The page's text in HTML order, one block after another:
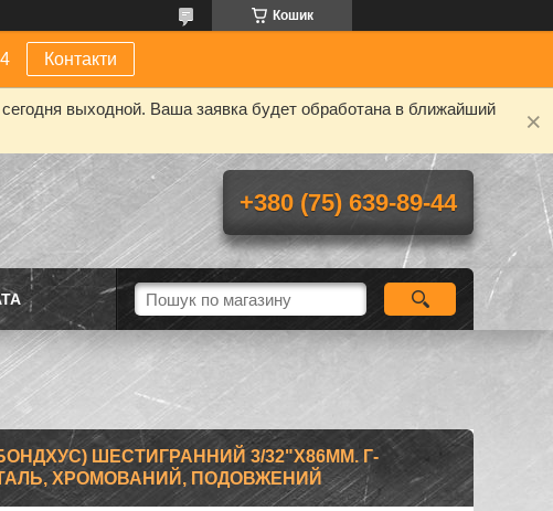
Кошик
Контакти
выходной. Ваша заявка будет обработана в ближайший
+380 (75) 639-89-44
ШЕСТИГРАННИЙ 3/32"Х86ММ. Г-
ХРОМОВАНИЙ, ПОДОВЖЕНИЙ